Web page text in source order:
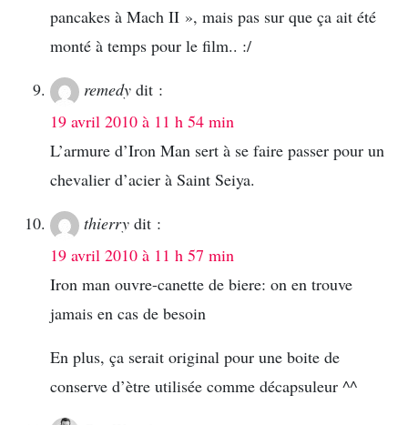
pancakes à Mach II », mais pas sur que ça ait été
monté à temps pour le film.. :/
remedy dit :
19 avril 2010 à 11 h 54 min
L’armure d’Iron Man sert à se faire passer pour un
chevalier d’acier à Saint Seiya.
thierry dit :
19 avril 2010 à 11 h 57 min
Iron man ouvre-canette de biere: on en trouve
jamais en cas de besoin
En plus, ça serait original pour une boite de
conserve d’ètre utilisée comme décapsuleur ^^